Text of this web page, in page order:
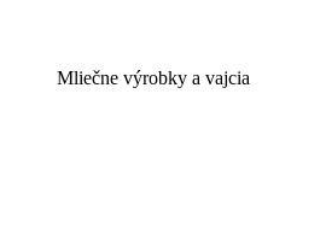
Mliečne výrobky a vajcia